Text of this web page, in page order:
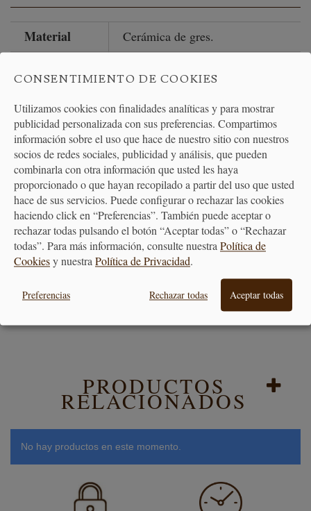
Material Cerámica de gres.
Temperatura
máxima
260 ºC.
Temperatura
mínima
-23 ºC.
Apto para
Horno, microondas, nevera,
congelador y lavavajillas.
No apto
para
No utilizar en el fuego directo y
Color Rojo/Cereza.
PRODUCTOS
RELACIONADOS
No hay productos en este momento.
CONSENTIMIENTO DE COOKIES
Utilizamos cookies con finalidades analíticas y para mostrar
publicidad personalizada con sus preferencias. Compartimos
información sobre el uso que hace de nuestro sitio con nuestros
socios de redes sociales, publicidad y análisis, que pueden
combinarla con otra información que usted les haya
proporcionado o que hayan recopilado a partir del uso que usted
hace de sus servicios. Puede configurar o rechazar las cookies
haciendo click en “Preferencias”. También puede aceptar o
rechazar todas pulsando el botón “Aceptar todas” o “Rechazar
todas”. Para más información, consulte nuestra Política de
Cookiesy nuestra Política de Privacidad.
Preferencias Rechazar todas Aceptar todas